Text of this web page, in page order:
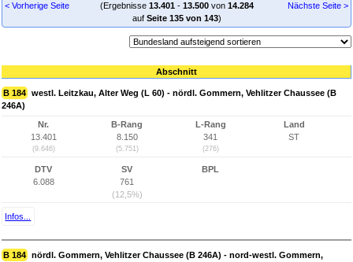
< Vorherige Seite
(Ergebnisse 13.401- 13.500von 14.284
auf Seite 135 von 143)
Nächste Seite >
Abschnitt
B 184 westl. Leitzkau, Alter Weg (L 60) - nördl. Gommern, Vehlitzer Chaussee (B
246A)
Nr.
13.401
(9.646)
B-Rang
8.150
(5.751)
L-Rang
341
(276)
Land
ST
DTV
6.088
SV
761
(12,5%)
BPL
Infos...
B 184 nördl. Gommern, Vehlitzer Chaussee (B 246A) - nord-westl. Gommern,